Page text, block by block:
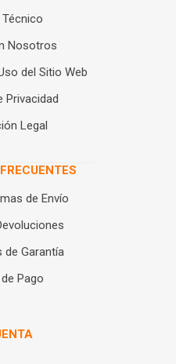
Nosotros
del Sitio Web
Privacidad
Legal
de Envío
de Garantía
Pago